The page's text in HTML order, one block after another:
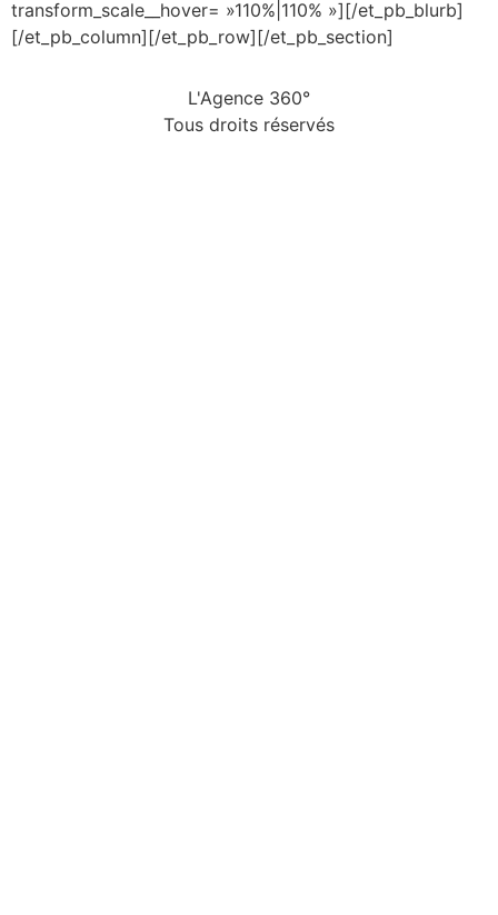
transform_scale__hover= »110%|110% »][/et_pb_blurb]
[/et_pb_column][/et_pb_row][/et_pb_section]
L'Agence 360°
Tous droits réservés